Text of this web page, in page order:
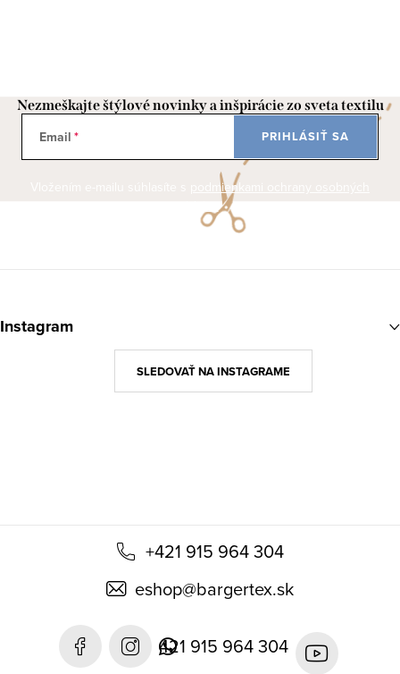
Nezmeškajte štýlové novinky a inšpirácie zo sveta textilu
Email
podmienkami ochrany osobných
údajov
PRIHLÁSIŤ SA
á
+421 915 964 304
eshop@bargertex.sk
421 915 964 304
Instagram
SLEDOVAŤ NA INSTAGRAME